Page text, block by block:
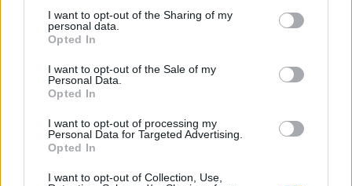
I want to opt-out of the Sharing of my
personal data.
Opted In
I want to opt-out of the Sale of my
Personal Data.
Opted In
I want to opt-out of processing my
Personal Data for Targeted Advertising.
Opted In
I want to opt-out of Collection, Use,
Πηγή:eleftheria.gr
ΤΕΛΕΥΤΑΙΑ ΝΕΑ
ΠΑΝΑΙΤΩΛΙΚΟΣ